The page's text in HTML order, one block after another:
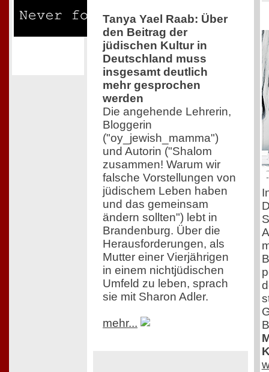
Tanya Yael Raab: Über
den Beitrag der
jüdischen Kultur in
Deutschland muss
insgesamt deutlich
mehr gesprochen
werden
Die angehende Lehrerin,
Bloggerin
("oy_jewish_mamma")
und Autorin ("Shalom
zusammen! Warum wir
falsche Vorstellungen von
jüdischem Leben haben
und das gemeinsam
ändern sollten") lebt in
Brandenburg. Über die
Herausforderungen, als
Mutter einer Vierjährigen
in einem nichtjüdischen
Umfeld zu leben, sprach
sie mit Sharon Adler.
mehr...